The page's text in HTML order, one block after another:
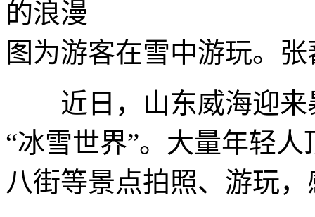
图为游客在雪中游玩。张
近日，山东威海迎来
“冰雪世界”。大量年轻
八街等景点拍照、游玩